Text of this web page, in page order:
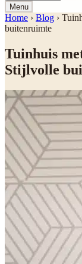
Menu
Home › Blog ›
buitenruimte
Tuinhuis
Stijlvolle